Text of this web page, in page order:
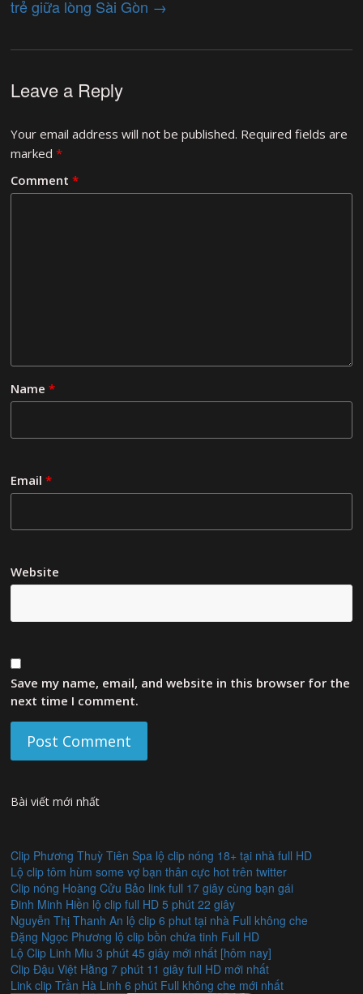
trẻ giữa lòng Sài Gòn →
Leave a Reply
Your email address will not be published. Required fields are
marked*
Comment*
Name*
Email*
Website
Save my name, email, and website in this browser for the
next time I comment.
Bài viết mới nhất
Clip Phương Thuỳ Tiên Spa lộ clip nóng 18+ tại nhà full HD
Lộ clip tôm hùm some vợ bạn thân cực hot trên twitter
Clip nóng Hoàng Cửu Bảo link full 17 giây cùng bạn gái
Đinh Minh Hiền lộ clip full HD 5 phút 22 giây
Nguyễn Thị Thanh An lộ clip 6 phut tại nhà Full không che
Đặng Ngọc Phương lộ clip bồn chứa tinh Full HD
Lộ Clip Linh Miu 3 phút 45 giây mới nhất [hôm nay]
Clip Đậu Việt Hằng 7 phút 11 giây full HD mới nhất
Link clip Trần Hà Linh 6 phút Full không che mới nhất